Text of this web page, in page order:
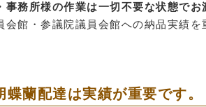
事務所様の作業は一切不要な状態でお
会館・参議院議員会館への納品実績
蘭配達は実績が重要です。